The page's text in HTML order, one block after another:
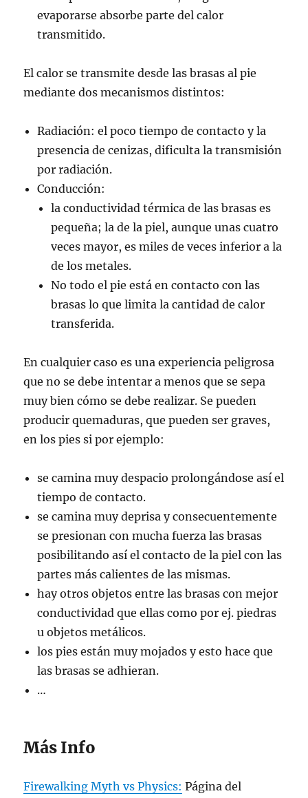
evaporarse absorbe parte del calor
transmitido.
El calor se transmite desde las brasas al pie
mediante dos mecanismos distintos:
Radiación: el poco tiempo de contacto y la
presencia de cenizas, dificulta la transmisión
por radiación.
Conducción:
la conductividad térmica de las brasas es
pequeña; la de la piel, aunque unas cuatro
veces mayor, es miles de veces inferior a la
de los metales.
No todo el pie está en contacto con las
brasas lo que limita la cantidad de calor
transferida.
En cualquier caso es una experiencia peligrosa
que no se debe intentar a menos que se sepa
muy bien cómo se debe realizar. Se pueden
producir quemaduras, que pueden ser graves,
en los pies si por ejemplo:
se camina muy despacio prolongándose así el
tiempo de contacto.
se camina muy deprisa y consecuentemente
se presionan con mucha fuerza las brasas
posibilitando así el contacto de la piel con las
partes más calientes de las mismas.
hay otros objetos entre las brasas con mejor
conductividad que ellas como por ej. piedras
u objetos metálicos.
los pies están muy mojados y esto hace que
las brasas se adhieran.
…
Más Info
Firewalking Myth vs Physics: Página del